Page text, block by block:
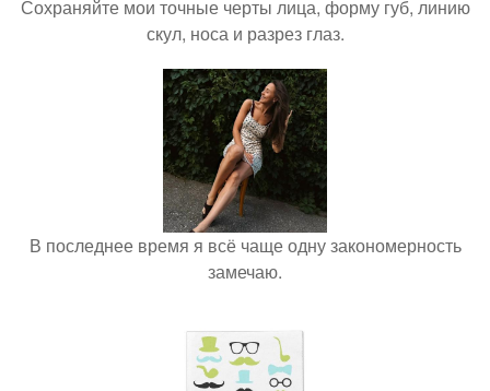
Сохраняйте мои точные черты лица, форму губ, линию
скул, носа и разрез глаз.
В последнее время я всё чаще одну закономерность
замечаю.